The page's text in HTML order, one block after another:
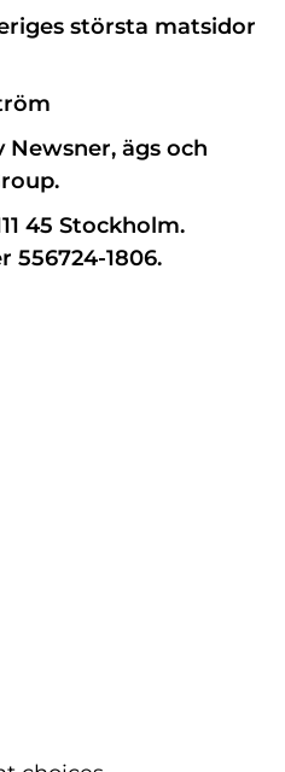
största matsidor
Newsner, ägs och
45 Stockholm.
556724-1806.